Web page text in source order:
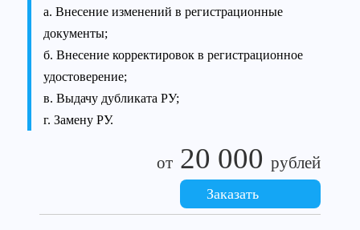
а. Внесение изменений в регистрационные
документы;
б. Внесение корректировок в регистрационное
удостоверение;
в. Выдачу дубликата РУ;
г. Замену РУ.
от 20 000 рублей
Заказать